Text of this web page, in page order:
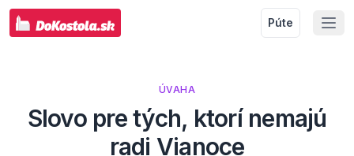
Púte
ÚVAHA
Slovo pre tých, ktorí nemajú
radi Vianoce